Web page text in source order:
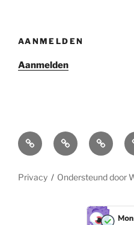
AANMELDEN
Aanmelden
Home
Over
ons
Privacy Ondersteund door